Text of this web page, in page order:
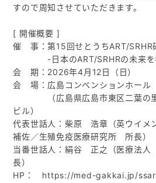
学会刊行物一覧
年次大会・イベント
世界のトレンド
入会ご案内
医師募集情報
お問い合わせ
すので周知させていただきます。
[ 開催概要 ]
催 事：第15回せとうちART/SRHR
-日本のART/SRHRの未来を
会 期：2026年4月12日（日）
会 場：広島コンベンションホール
（広島県広島市東区二葉の
ビル）
代表世話人：柴原 浩章（英ウイメ
補佐／生殖免疫医療研究所 所長）
当番世話人：絹谷 正之（医療法
長）
HP： https://med-gakkai.jp/